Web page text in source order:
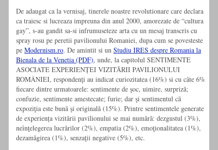
De adaugat ca la vernisaj, tinerele noastre revolutionare care declara
ca traiesc si lucreaza impreuna din anul 2000, amorezate de “cultura
gay”, s-au gandit sa-si infrumuseteze arta cu un mesaj transcris cu
spray rosu pe peretii pavilionului Romaniei, dupa cum se povesteste
pe Modernism.ro. De amintit si un Studiu IRES despre Romania la
Bienala de la Venetia (PDF), unde, la capitolul SENTIMENTE
ASOCIATE EXPERIENȚEI VIZITĂRII PAVILIONULUI
ROMÂNIEI, respondenţi au indicat curiozitatea (16%) si cu câte 6%
fiecare dintre urmatoarele: sentimente de şoc, uimire, surpriză;
confuzie, sentimente amestecate; furie; dar şi sentimentul că
expoziţia este bună și originală (15%). Printre sentimentele generate
de experiența vizitării pavilionului se mai numără: dezgustul (3%),
neînţelegerea lucrărilor (2%), empatia (2%), emoţionalitatea (1%),
dezamăgirea (1%), senzaţii negative (5%), etc.